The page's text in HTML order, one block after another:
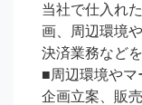
当社で仕入れ
画、周辺環境
決済業務など
■周辺環境やマ
企画立案、販